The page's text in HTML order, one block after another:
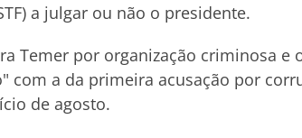
a julgar ou não o presidente.
Temer por organização criminosa e
com a da primeira acusação por
de agosto.